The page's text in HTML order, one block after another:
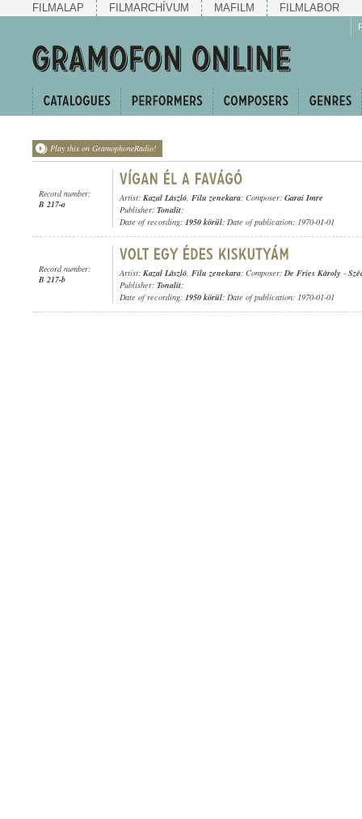
FILMALAP FILMARCHÍVUM MAFILM FILMLABOR
Play this on GramophoneRadio!
Record number:
B 217-a
Artist: Kazal László, Filu zenekara; Composer: Garai Imre
Publisher: Tonalit;
Date of recording: 1950 körül; Date of publication: 1970-01-01
Record number:
B 217-b
Artist: Kazal László, Filu zenekara; Composer:De Fries Károly -
Publisher: Tonalit;
Date of recording: 1950 körül; Date of publication: 1970-01-01